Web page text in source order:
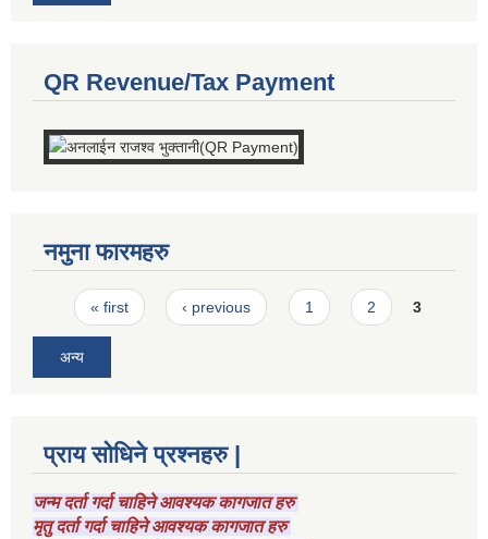
QR Revenue/Tax Payment
नमुना फारमहरु
Pages
« first ‹ previous 1 2 3
अन्य
प्राय सोधिने प्रश्नहरु |
जन्म दर्ता गर्दा चाहिने आवश्यक कागजात हरु
मृतु दर्ता गर्दा चाहिने आवश्यक कागजात हरु